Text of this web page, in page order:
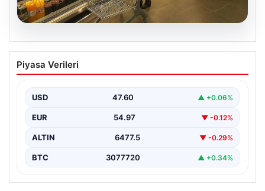
05.08.2026
Enflasyon verileri ne zaman
açıklanacak? 2026 TÜİK mart ayı
Piyasa Verileri
USD 47.60 ▲ +0.06%
EUR 54.97 ▼ -0.12%
ALTIN 6477.5 ▼ -0.29%
BTC 3077720 ▲ +0.34%